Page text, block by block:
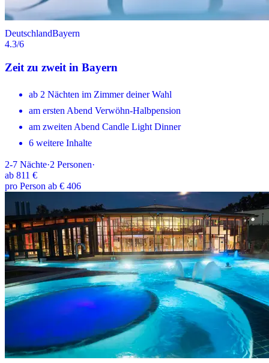
DeutschlandBayern
4.3/6
Zeit zu zweit in Bayern
ab 2 Nächten im Zimmer deiner Wahl
am ersten Abend Verwöhn-Halbpension
am zweiten Abend Candle Light Dinner
6 weitere Inhalte
2-7 Nächte·2 Personen·
ab 811 €
pro Person ab € 406